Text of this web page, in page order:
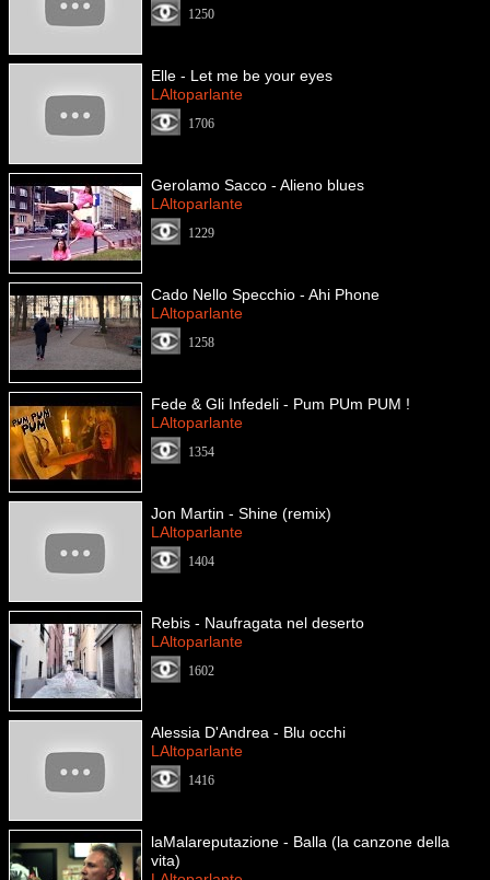
1250
Elle - Let me be your eyes
LAltoparlante
1706
Gerolamo Sacco - Alieno blues
LAltoparlante
1229
Cado Nello Specchio - Ahi Phone
LAltoparlante
1258
Fede & Gli Infedeli - Pum PUm PUM !
LAltoparlante
1354
Jon Martin - Shine (remix)
LAltoparlante
1404
Rebis - Naufragata nel deserto
LAltoparlante
1602
Alessia D'Andrea - Blu occhi
LAltoparlante
1416
laMalareputazione - Balla (la canzone della
vita)